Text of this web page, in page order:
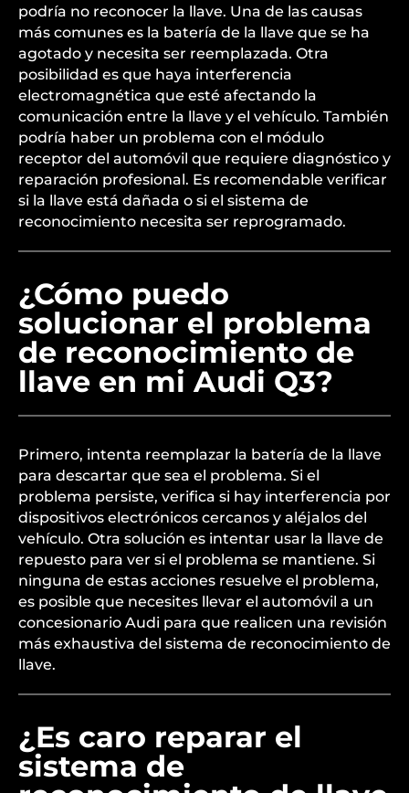
podría no reconocer la llave. Una de las causas
más comunes es la batería de la llave que se ha
agotado y necesita ser reemplazada. Otra
posibilidad es que haya interferencia
electromagnética que esté afectando la
comunicación entre la llave y el vehículo. También
podría haber un problema con el módulo
receptor del automóvil que requiere diagnóstico y
reparación profesional. Es recomendable verificar
si la llave está dañada o si el sistema de
reconocimiento necesita ser reprogramado.
¿Cómo puedo
solucionar el problema
de reconocimiento de
llave en mi Audi Q3?
Primero, intenta reemplazar la batería de la llave
para descartar que sea el problema. Si el
problema persiste, verifica si hay interferencia por
dispositivos electrónicos cercanos y aléjalos del
vehículo. Otra solución es intentar usar la llave de
repuesto para ver si el problema se mantiene. Si
ninguna de estas acciones resuelve el problema,
es posible que necesites llevar el automóvil a un
concesionario Audi para que realicen una revisión
más exhaustiva del sistema de reconocimiento de
llave.
¿Es caro reparar el
sistema de